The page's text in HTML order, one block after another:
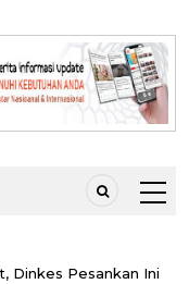
Dinkes Pesankan Ini